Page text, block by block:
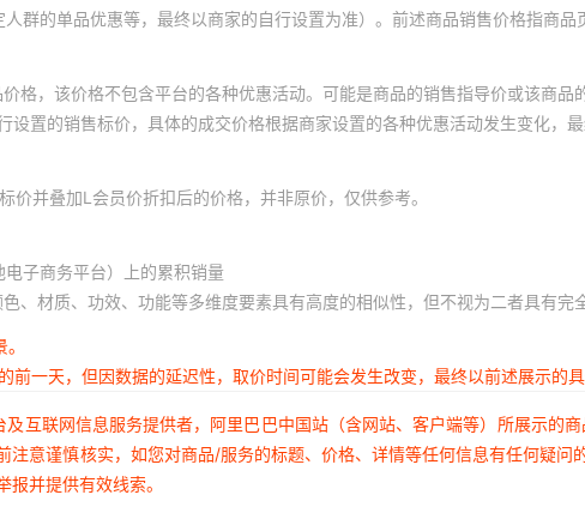
群的单品优惠等，最终以商家的自行设置为准）。前述商品销售价格指商
格，该价格不包含平台的各种优惠活动。可能是商品的销售指导价或该商品
置的销售标价，具体的成交价格根据商家设置的各种优惠活动发生变化，最
并叠加L会员价折扣后的价格，并非原价，仅供参考。
子商务平台）上的累积销量
、材质、功效、功能等多维度要素具有高度的相似性，但不视为二者具有完
前一天，但因数据的延迟性，取价时间可能会发生改变，最终以前述展示的
互联网信息服务提供者，阿里巴巴中国站（含网站、客户端等）所展示
注意谨慎核实，如您对商品/服务的标题、价格、详情等任何信息有任何疑
并提供有效线索。